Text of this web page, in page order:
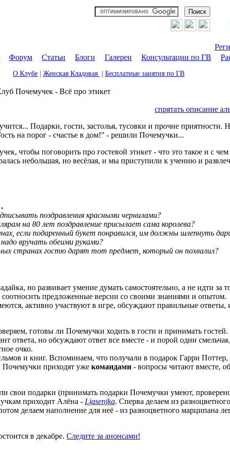
Форум Статьи Блоги Галереи Консультации по ГВ
О Клубе Женская Кладовая Бесплатные занятия по ГВ
Почемучек - Всё про этикет
спрятать описание
Подарки, гости, застолья, тусовки и прочие приятности.
на порог - счастье в дом!" - решили Почемучки...
чтобы поговорить про гостевой этикет - что это такое и с чем
небольшая, но весёлая, и мы приступили к учению и
поздравления красными чернилами?
на 80 лет поздравление присылает сама королева?
если подаренный букет понравился, им должны шлепнуть
вручать обеими руками?
странах гостю дарят тот предмет, который он похвалил?
но развивает умение думать самостоятельно, а не идти за
предложенные версии со своими знаниями и опытом.
активно участвуют в игре, обсуждают правильные
готовы ли Почемучки ходить в гости и принимать
ответа, но обсуждают ответ все вместе - и порой один
очко.
и книг. Вспоминаем, что получали в подарок Гарри
приходят уже командами - вопросы читают вместе,
свои подарки (принимать подарки Почемучки умеют,
приходит Алёна - Ljasenjka. Сперва делаем из
делаем наполнение для неё - из разноцветного марципана
в декабре. Следите за анонсами!